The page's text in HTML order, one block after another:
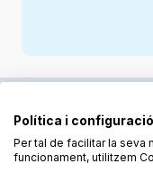
Descobreix
Política i
Per tal de facilitar la seva
funcionament, utilitzem